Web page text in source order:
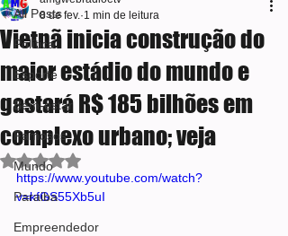
All Posts
Política
Esporte
Bem-estar
Famosos
Mundo
Paraiba
Empreendedor
Vietnã inicia construção do
maior estádio do mundo e
gastará R$ 185 bilhões em
complexo urbano; veja
8 de fev. 1 min de leitura
Avaliado com NaN de 5 estrelas.
https://www.youtube.com/watch?
v=kfGS55Xb5uI